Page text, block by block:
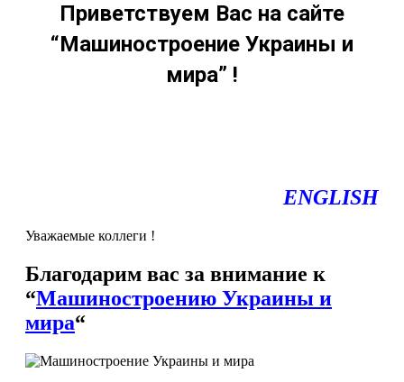
Приветствуем Вас на сайте
“Машиностроение Украины и
мира” !
ENGLISH
Уважаемые коллеги !
Благодарим вас за внимание к
“Машиностроению Украины и
мира“